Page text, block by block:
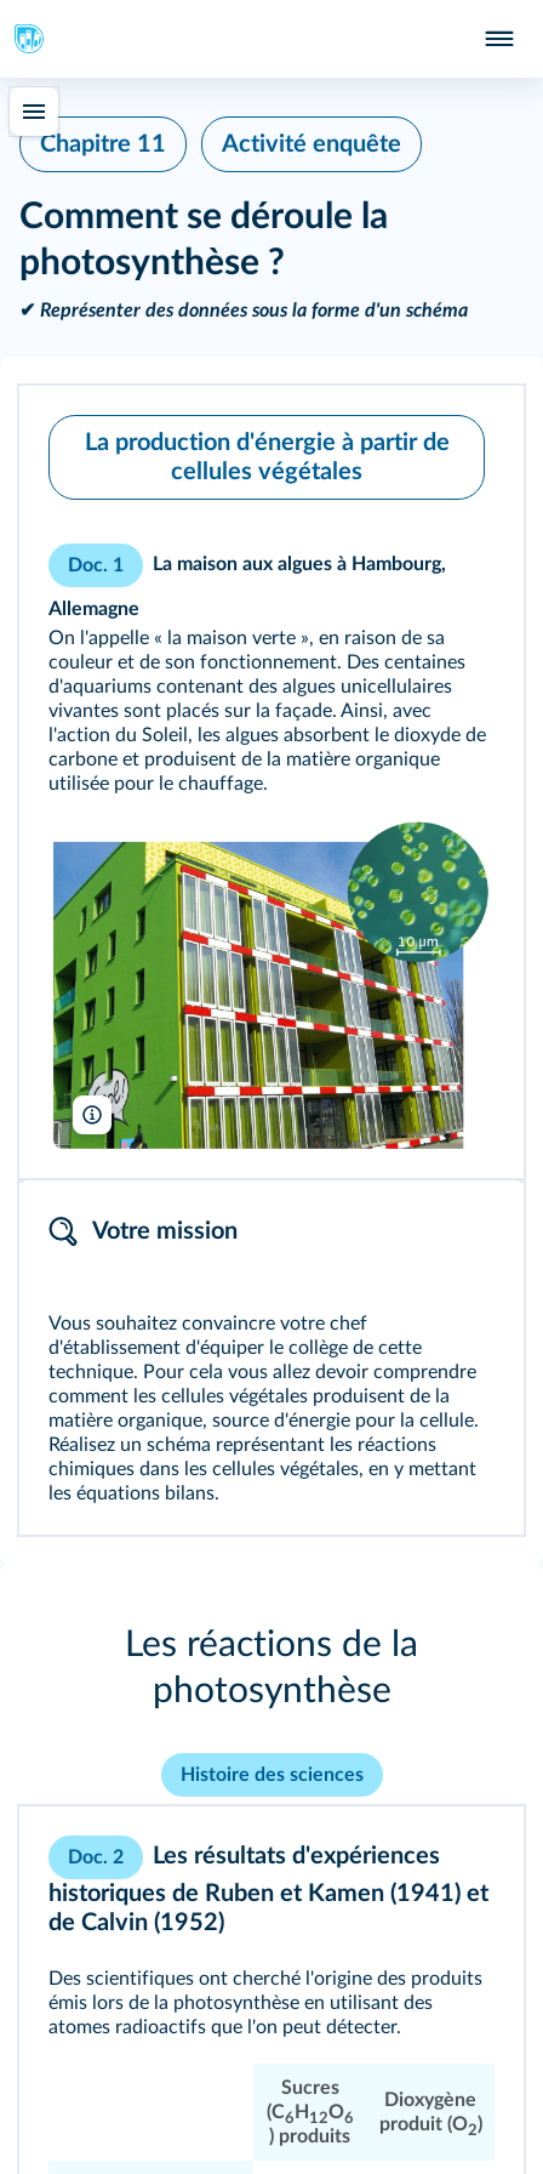
Chapitre 11 Activité enquête
Comment se déroule la
photosynthèse ?
✔ Représenter des données sous la forme d'un schéma
La production d'énergie à partir de
cellules végétales
Doc. 1 La maison aux algues à Hambourg,
Allemagne
On l'appelle « la maison verte », en raison de sa
couleur et de son fonctionnement. Des centaines
d'aquariums contenant des algues unicellulaires
vivantes sont placés sur la façade. Ainsi, avec
l'action du Soleil, les algues absorbent le dioxyde de
carbone et produisent de la matière organique
utilisée pour le chauffage.
Gerhard kemme/Wikimedia ; Biosphoto/Sinclair Stammers/
Votre mission
Vous souhaitez convaincre votre chef
d'établissement d'équiper le collège de cette
technique. Pour cela vous allez devoir comprendre
comment les cellules végétales produisent de la
matière organique, source d'énergie pour la cellule.
Réalisez un schéma représentant les réactions
chimiques dans les cellules végétales, en y mettant
les équations bilans.
Les réactions de la
photosynthèse
Histoire des sciences
Doc. 2
Les résultats d'expériences
historiques de Ruben et Kamen (1941) et
de Calvin (1952)
Des scientifiques ont cherché l'origine des produits
émis lors de la photosynthèse en utilisant des
atomes radioactifs que l'on peut détecter.
Sucres
(C6 H 12O6
) produits
Dioxygène
produit (O2)